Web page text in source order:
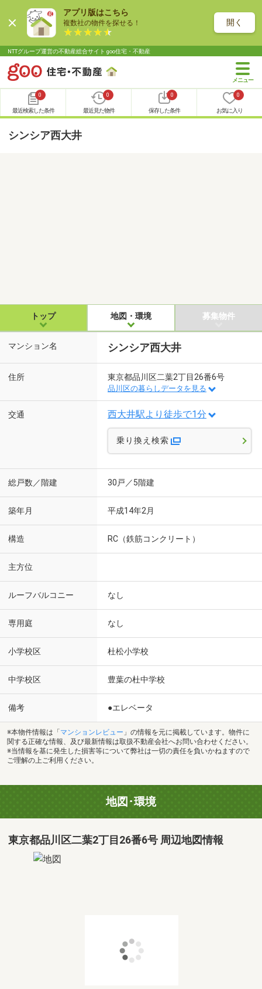
アプリ版はこちら
複数社の物件を探せる！ 開く
NTTグループ運営の不動産総合サイト goo住宅・不動産
0
最近検索した条件
0
最近見た物件
0
保存した条件
0
お気に入り
シンシア西大井
トップ 地図・環境 募集物件
マンション名 シンシア西大井
住所 東京都品川区二葉2丁目26番6号
品川区の暮らしデータを見る
交通 西大井駅より徒歩で1分
乗り換え検索
総戸数／階建 30戸／5階建
築年月 平成14年2月
構造 RC（鉄筋コンクリート）
主方位
ルーフバルコニー なし
専用庭 なし
小学校区 杜松小学校
中学校区 豊葉の杜中学校
備考 ●エレベータ
※本物件情報は「 マンションレビュー 」の情報を元に掲載しています。物件に
関する正確な情報、及び最新情報は取扱不動産会社へお問い合わせください。
※当情報を基に発生した損害等について弊社は一切の責任を負いかねますので
ご理解の上ご利用ください。
地図･環境
東京都品川区二葉2丁目26番6号 周辺地図情報